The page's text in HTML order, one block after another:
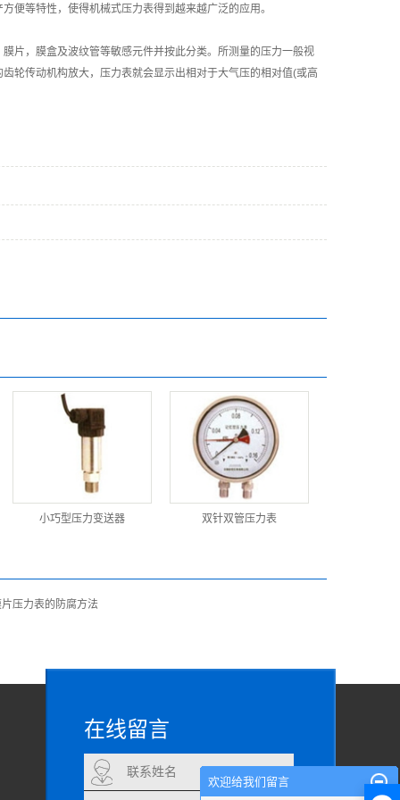
便等特性，使得机械式压力表得到越来越广泛的应用。
片，膜盒及波纹管等敏感元件并按此分类。所测量的压力一般视
轮传动机构放大，压力表就会显示出相对于大气压的相对值(或高
小巧型压力变送器 双针双管压力表
压力表的防腐方法
在线留言
联系姓名
欢迎给我们留言